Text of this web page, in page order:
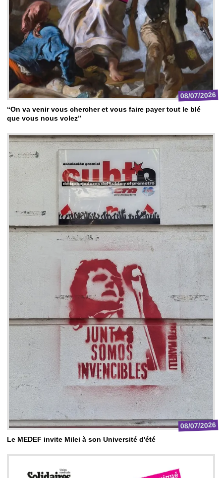
08/07/2026
“On va venir vous chercher et vous faire payer tout le blé
que vous nous volez”
08/07/2026
Le MEDEF invite Milei à son Université d'été